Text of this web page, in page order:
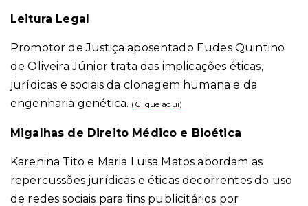
Leitura Legal
Promotor de Justiça aposentado Eudes Quintino
de Oliveira Júnior trata das implicações éticas,
jurídicas e sociais da clonagem humana e da
engenharia genética. ( Clique aqui)
Migalhas de Direito Médico e Bioética
Karenina Tito e Maria Luisa Matos abordam as
repercussões jurídicas e éticas decorrentes do uso
de redes sociais para fins publicitários por